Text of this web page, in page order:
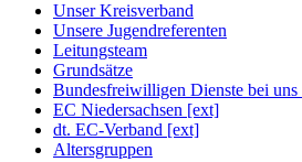
Unser Kreisverband
Unsere Jugendreferenten
Leitungsteam
Grundsätze
Bundesfreiwilligen Dienste bei
EC Niedersachsen [ext]
dt. EC-Verband [ext]
Altersgruppen